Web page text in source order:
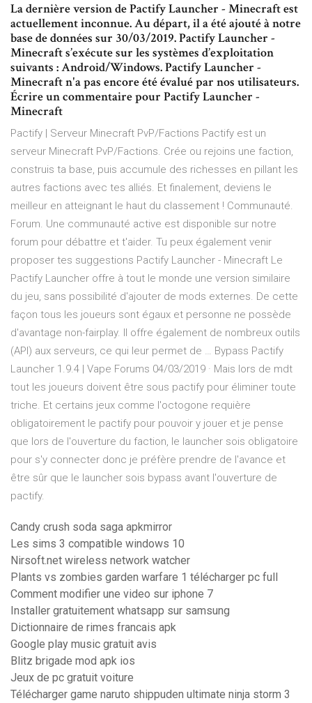
La dernière version de Pactify Launcher - Minecraft est
actuellement inconnue. Au départ, il a été ajouté à notre
base de données sur 30/03/2019. Pactify Launcher -
Minecraft s’exécute sur les systèmes d’exploitation
suivants : Android/Windows. Pactify Launcher -
Minecraft n'a pas encore été évalué par nos utilisateurs.
Écrire un commentaire pour Pactify Launcher -
Minecraft
Pactify | Serveur Minecraft PvP/Factions Pactify est un
serveur Minecraft PvP/Factions. Crée ou rejoins une faction,
construis ta base, puis accumule des richesses en pillant les
autres factions avec tes alliés. Et finalement, deviens le
meilleur en atteignant le haut du classement ! Communauté.
Forum. Une communauté active est disponible sur notre
forum pour débattre et t'aider. Tu peux également venir
proposer tes suggestions Pactify Launcher - Minecraft Le
Pactify Launcher offre à tout le monde une version similaire
du jeu, sans possibilité d'ajouter de mods externes. De cette
façon tous les joueurs sont égaux et personne ne possède
d'avantage non-fairplay. Il offre également de nombreux outils
(API) aux serveurs, ce qui leur permet de … Bypass Pactify
Launcher 1.9.4 | Vape Forums 04/03/2019 · Mais lors de mdt
tout les joueurs doivent être sous pactify pour éliminer toute
triche. Et certains jeux comme l'octogone requière
obligatoirement le pactify pour pouvoir y jouer et je pense
que lors de l'ouverture du faction, le launcher sois obligatoire
pour s'y connecter donc je préfère prendre de l'avance et
être sûr que le launcher sois bypass avant l'ouverture de
pactify.
Candy crush soda saga apkmirror
Les sims 3 compatible windows 10
Nirsoft.net wireless network watcher
Plants vs zombies garden warfare 1 télécharger pc full
Comment modifier une video sur iphone 7
Installer gratuitement whatsapp sur samsung
Dictionnaire de rimes francais apk
Google play music gratuit avis
Blitz brigade mod apk ios
Jeux de pc gratuit voiture
Télécharger game naruto shippuden ultimate ninja storm 3